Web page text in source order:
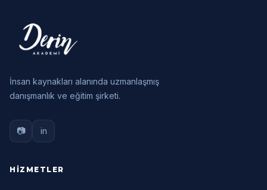
İnsan kaynakları alanında uzmanlaşmış
danışmanlık ve eğitim şirketi.
📷 in
HIZMETLER